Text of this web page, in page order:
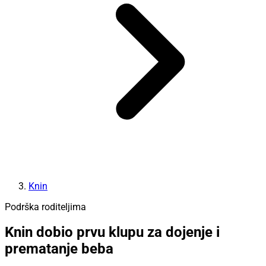
Knin
Podrška roditeljima
Knin dobio prvu klupu za dojenje i
prematanje beba